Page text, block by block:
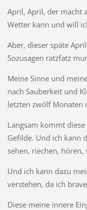
April, April, der macht
Wetter kann und will
Aber, dieser späte
Sozusagen ratzfatz
Meine Sinne und
nach Sauberkeit und
letzten zwölf Monaten
Langsam kommt
Gefilde. Und ich kann
sehen, riechen,
Und ich kann dazu
verstehen, da ich
Diese meine innere